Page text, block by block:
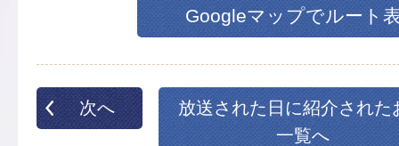
Googleマップでルート
次へ
放送された日に紹介された
一覧へ